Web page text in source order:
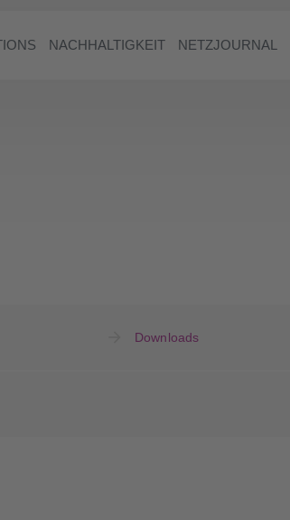
NACHHALTIGKEIT NETZJOURNAL
Downloads